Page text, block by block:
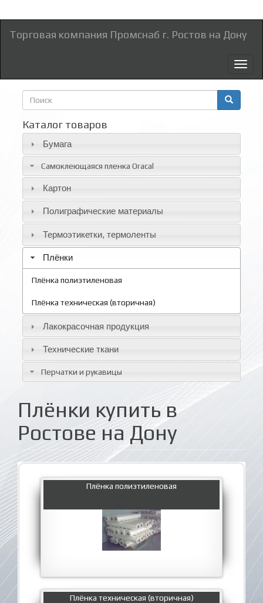
Торговая компания Промснаб г. Ростов на Дону
Форма
поиска
Каталог товаров
Бумага
Самоклеющаяся пленка Oracal
Картон
Полиграфические материалы
Термоэтикетки, термоленты
Плёнки
Плёнка полиэтиленовая
Плёнка техническая (вторичная)
Лакокрасочная продукция
Технические ткани
Перчатки и рукавицы
Плёнки купить в
Ростове на Дону
Плёнка полиэтиленовая
Плёнка техническая (вторичная)